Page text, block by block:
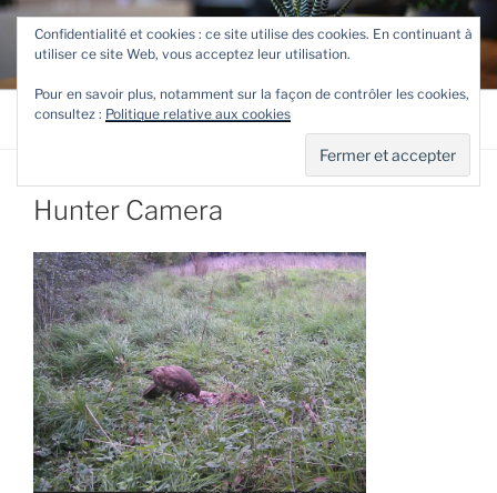
Aller
contenu
principal
TETEVE.FR
Le site de Teteve
Menu
Hunter Camera
Confidentialité et cookies : ce site utilise des cookies. En continuant à
utiliser ce site Web, vous acceptez leur utilisation.
Pour en savoir plus, notamment sur la façon de contrôler les cookies,
consultez : Politique relative aux cookies